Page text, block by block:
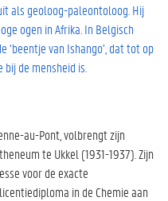
als geoloog-paleontoloog. Hij
ogen in Afrika. In Belgisch
‘beentje van Ishango’, dat tot op
de mensheid is.
au-Pont, volbrengt zijn
te Ukkel (1931-1937). Zijn
voor de exacte
in de Chemie aan